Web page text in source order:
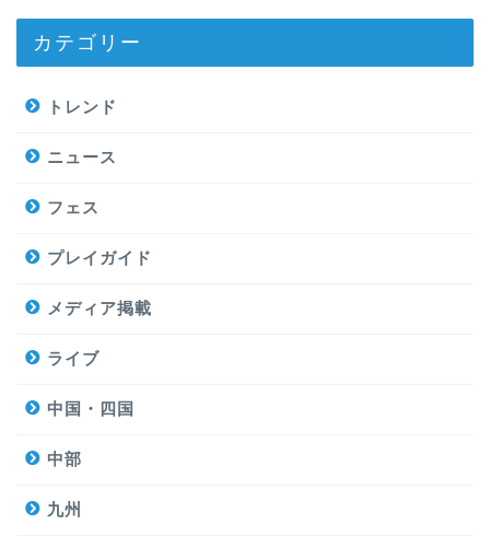
カテゴリー
トレンド
ニュース
フェス
プレイガイド
メディア掲載
ライブ
中国・四国
中部
九州